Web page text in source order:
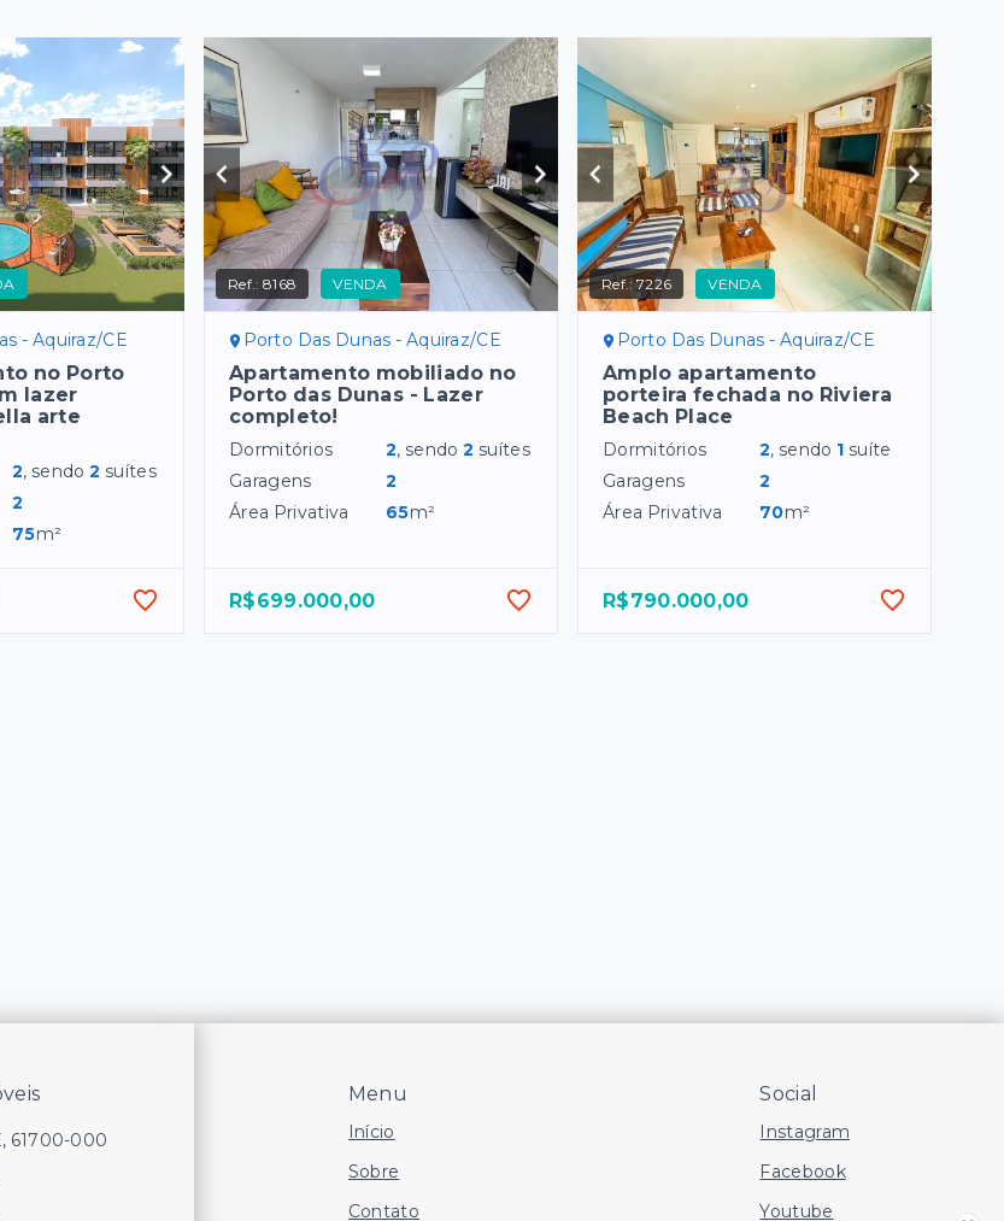
- Aquiraz/CE
no Porto
lazer
arte
2, sendo2 suítes
2
75m²
Ref.:8168 VENDA
Porto Das Dunas - Aquiraz/CE
Apartamento mobiliado no
Porto das Dunas - Lazer
completo!
Dormitórios 2, sendo2 suítes
Garagens
2
Área Privativa
65m²
R$699.000,00
Ref.:7226 VENDA
Porto Das Dunas - Aquiraz/CE
Amplo apartamento
porteira fechada no Riviera
Beach Place
Dormitórios 2, sendo 1 suíte
Garagens
2
Área Privativa
70m²
R$790.000,00
Menu
Início
Sobre
Contato
Social
Instagram
Facebook
Youtube
61700-000